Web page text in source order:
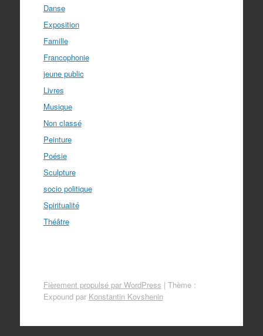
Danse
Exposition
Famille
Francophonie
jeune public
Livres
Musique
Non classé
Peinture
Poésie
Sculpture
socio politique
Spiritualité
Théâtre
Fièrement propulsé par WordPress | Thème :
Expound par Konstantin Kovshenin